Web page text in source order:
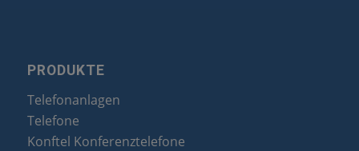
PRODUKTE
Telefonanlagen
Telefone
Konftel Konferenztelefone